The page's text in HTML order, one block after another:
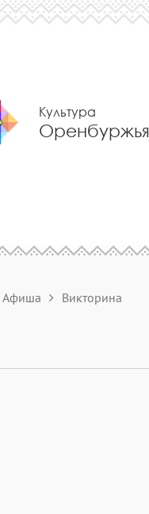
Культура
Оренбуржья
Афиша Викторина